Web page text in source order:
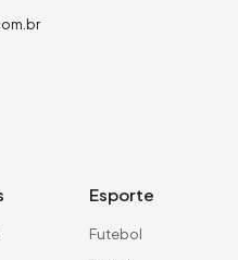
Esporte
Futebol